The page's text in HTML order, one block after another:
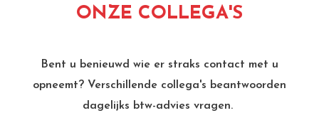
ONZE COLLEGA'S
Bent u benieuwd wie er straks contact met u
opneemt? Verschillende collega's beantwoorden
dagelijks btw-advies vragen.